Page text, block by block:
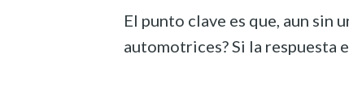
El punto clave es que, aun sin
automotrices? Si la respuesta